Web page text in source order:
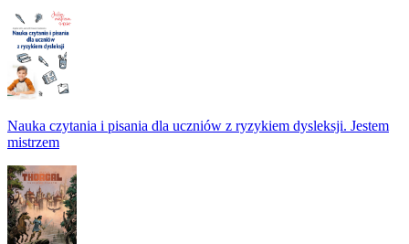
Nauka czytania i pisania dla uczniów z ryzykiem dysleksji. Jestem
mistrzem